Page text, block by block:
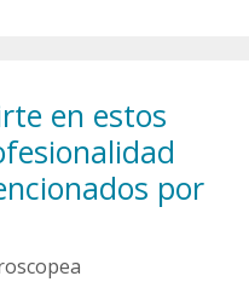
en estos
por